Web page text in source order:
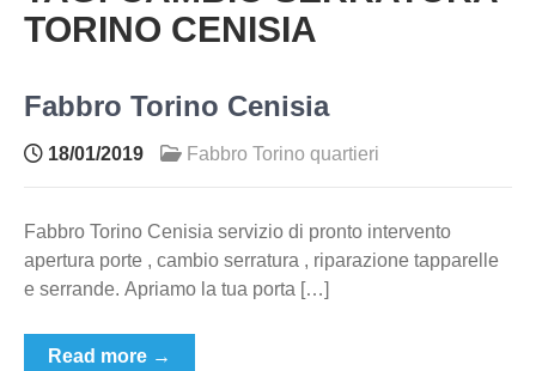
TORINO CENISIA
Fabbro Torino Cenisia
18/01/2019 Fabbro Torino quartieri
Fabbro Torino Cenisia servizio di pronto intervento
apertura porte , cambio serratura , riparazione tapparelle
e serrande. Apriamo la tua porta […]
Read more →